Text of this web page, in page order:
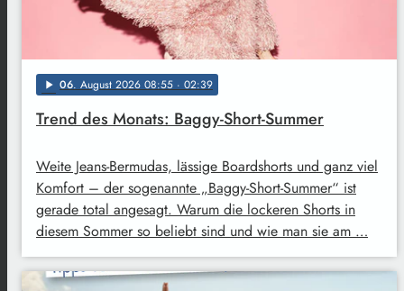
play_arrow 06. August 2026 08:55 · 02:39
Trend des Monats: Baggy-Short-Summer
Weite Jeans-Bermudas, lässige Boardshorts und ganz viel
Komfort – der sogenannte „Baggy-Short-Summer“ ist
gerade total angesagt. Warum die lockeren Shorts in
diesem Sommer so beliebt sind und wie man sie am …